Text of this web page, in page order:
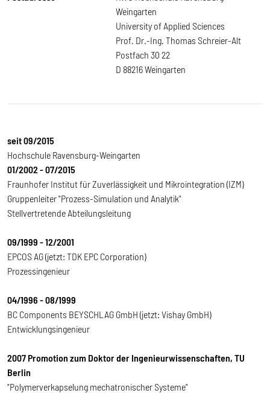
Weingarten
University of Applied Sciences
Prof. Dr.-Ing. Thomas Schreier-Alt
Postfach 30 22
D 88216 Weingarten
seit 09/2015
Hochschule Ravensburg-Weingarten
01/2002 - 07/2015
Fraunhofer Institut für Zuverlässigkeit und Mikrointegration (IZM)
Gruppenleiter "Prozess-Simulation und Analytik"
Stellvertretende Abteilungsleitung
09/1999 - 12/2001
EPCOS AG (jetzt: TDK EPC Corporation)
Prozessingenieur
04/1996 - 08/1999
BC Components BEYSCHLAG GmbH (jetzt: Vishay GmbH)
Entwicklungsingenieur
2007 Promotion zum Doktor der Ingenieurwissenschaften, TU
Berlin
"Polymerverkapselung mechatronischer Systeme"